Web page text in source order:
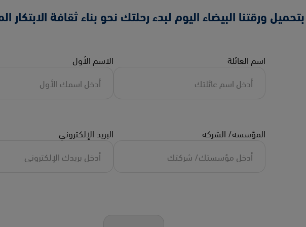
ورقتنا البيضاء اليوم لبدء رحلتك نحو بناء ثقافة الابتكار
الاسم الأول اسم العائلة
البريد الإلكتروني المؤسسة/ الشركة